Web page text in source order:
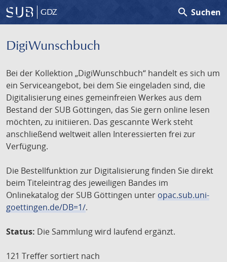
GDZ search Suchen
DigiWunschbuch
Bei der Kollektion „DigiWunschbuch“ handelt es sich um
ein Serviceangebot, bei dem Sie eingeladen sind, die
Digitalisierung eines gemeinfreien Werkes aus dem
Bestand der SUB Göttingen, das Sie gern online lesen
möchten, zu initiieren. Das gescannte Werk steht
anschließend weltweit allen Interessierten frei zur
Verfügung.
Die Bestellfunktion zur Digitalisierung finden Sie direkt
beim Titeleintrag des jeweiligen Bandes im
Onlinekatalog der SUB Göttingen unter opac.sub.uni-
goettingen.de/DB=1/.
Status: Die Sammlung wird laufend ergänzt.
121 Treffer sortiert nach